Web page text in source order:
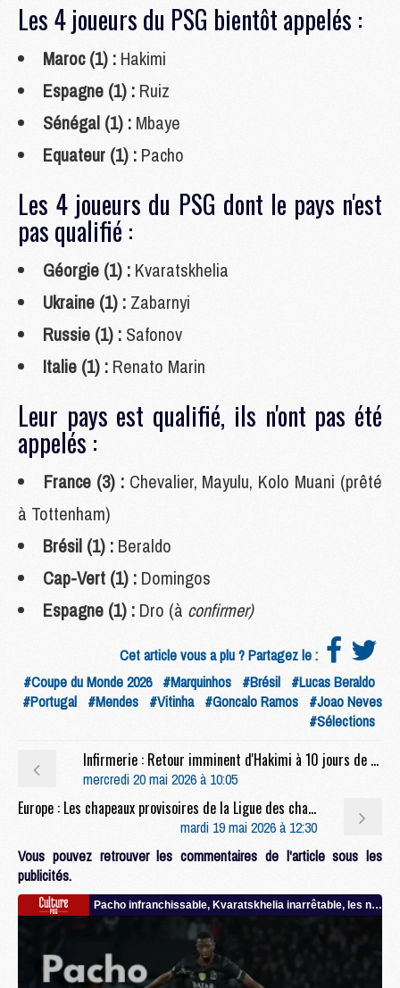
Les 4 joueurs du PSG bientôt appelés :
Maroc (1) : Hakimi
Espagne (1) : Ruiz
Sénégal (1) : Mbaye
Equateur (1) : Pacho
Les 4 joueurs du PSG dont le pays n'est
pas qualifié :
Géorgie (1) : Kvaratskhelia
Ukraine (1) : Zabarnyi
Russie (1) : Safonov
Italie (1) : Renato Marin
Leur pays est qualifié, ils n'ont pas été
appelés :
France (3) :Chevalier, Mayulu, Kolo Muani (prêté
à Tottenham)
Brésil (1) : Beraldo
Cap-Vert (1) : Domingos
Espagne (1) : Dro (à confirmer)
Cet article vous a plu ? Partagez le :
#Coupe du Monde 2026 #Marquinhos #Brésil #Lucas Beraldo
#Portugal #Mendes #Vitinha #Goncalo Ramos #Joao Neves
#Sélections
Infirmerie : Retour imminent d'Hakimi à 10 jours de PSG/Arsenal
mercredi 20 mai 2026 à 10:05
Europe : Les chapeaux provisoires de la Ligue des champions 2026/27
mardi 19 mai 2026 à 12:30
Vous pouvez retrouver les commentaires de l'article sous les
publicités.